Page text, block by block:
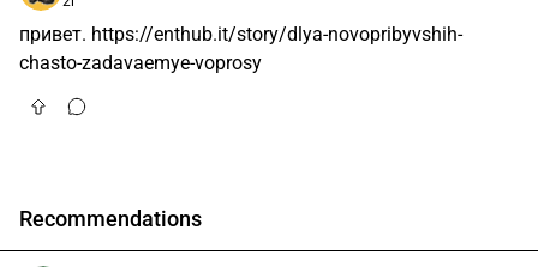
привет. https://enthub.it/story/dlya-novopribyvshih-
chasto-zadavaemye-voprosy
Recommendations